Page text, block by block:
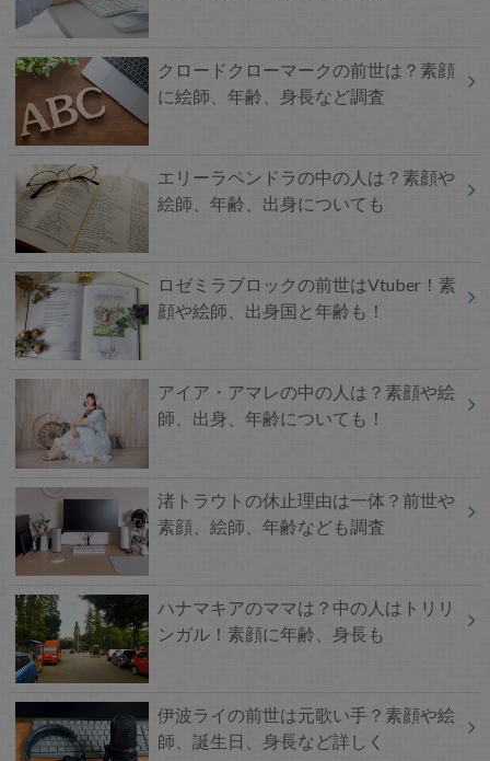
クロードクローマークの前世は？素顔
に絵師、年齢、身長など調査
エリーラペンドラの中の人は？素顔や
絵師、年齢、出身についても
ロゼミラブロックの前世はVtuber！素
顔や絵師、出身国と年齢も！
アイア・アマレの中の人は？素顔や絵
師、出身、年齢についても！
渚トラウトの休止理由は一体？前世や
素顔、絵師、年齢なども調査
ハナマキアのママは？中の人はトリリ
ンガル！素顔に年齢、身長も
伊波ライの前世は元歌い手？素顔や絵
師、誕生日、身長など詳しく